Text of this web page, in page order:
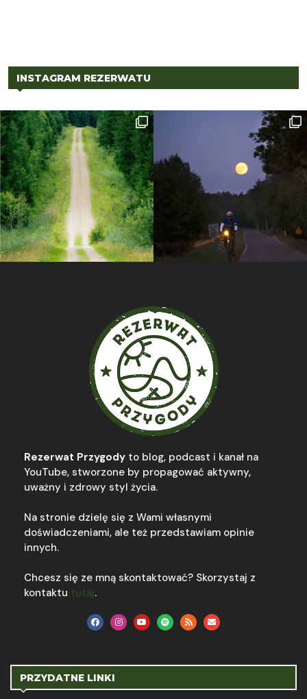
INSTAGRAM REZERWATU
Rezerwat Przygody to blog, podcast i kanał na
YouTube, stworzone by propagować aktywny,
uważny i zdrowy styl życia.
Na stronie dzielę się z Wami własnymi
doświadczeniami, ale też przedstawiam opinie
innych.
Chcesz się ze mną skontaktować? Skorzystaj z
kontaktu tutaj.
PRZYDATNE LINKI